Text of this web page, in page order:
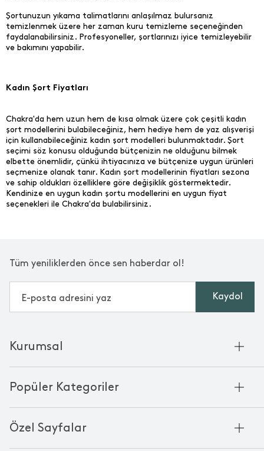
Şortunuzun yıkama talimatlarını anlaşılmaz bulursanız
temizlenmek üzere her zaman kuru temizleme seçeneğinden
faydalanabilirsiniz. Profesyoneller, şortlarınızı iyice temizleyebilir
ve bakımını yapabilir.
Kadın Şort Fiyatları
Chakra'da hem uzun hem de kısa olmak üzere çok çeşitli kadın
şort modellerini bulabileceğiniz, hem hediye hem de yaz alışverişi
için kullanabileceğiniz kadın şort modelleri bulunmaktadır. Şort
seçimi söz konusu olduğunda bütçenizin ne olduğunu bilmek
elbette önemlidir, çünkü ihtiyacınıza ve bütçenize uygun ürünleri
seçmenize olanak tanır. Kadın şort modellerinin fiyatları sezona
ve sahip oldukları özelliklere göre değişiklik göstermektedir.
Kendinize en uygun kadın şortu modellerini en uygun fiyat
seçenekleri ile Chakra'da bulabilirsiniz.
Tüm yeniliklerden önce sen haberdar ol!
Kaydol
Popüler Kategoriler
Bornoz
Özel Sayfalar
Kurumsal
Kurumsal Satış
Chakra Manifesto
Mağazalarımız